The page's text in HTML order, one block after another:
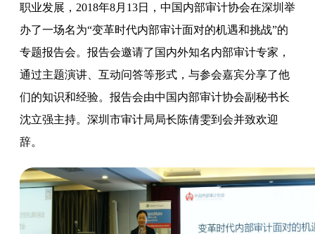
职业发展，2018年8月13日，中国内部审计协会在深圳举
办了一场名为“变革时代内部审计面对的机遇和挑战”的
专题报告会。报告会邀请了国内外知名内部审计专家，
通过主题演讲、互动问答等形式，与参会嘉宾分享了他
们的知识和经验。报告会由中国内部审计协会副秘书长
沈立强主持。深圳市审计局局长陈倩雯到会并致欢迎
辞。